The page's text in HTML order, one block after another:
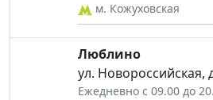
м. Кожуховская
Люблино
ул. Новороссийская,
Ежедневно с 09.00 до